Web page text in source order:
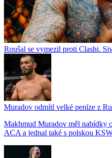
Roušal se vymezil proti Clashi.
Muradov odmítl velké peníze z
Makhmud Muradov měl nabídky
ACA a jednal také s polskou